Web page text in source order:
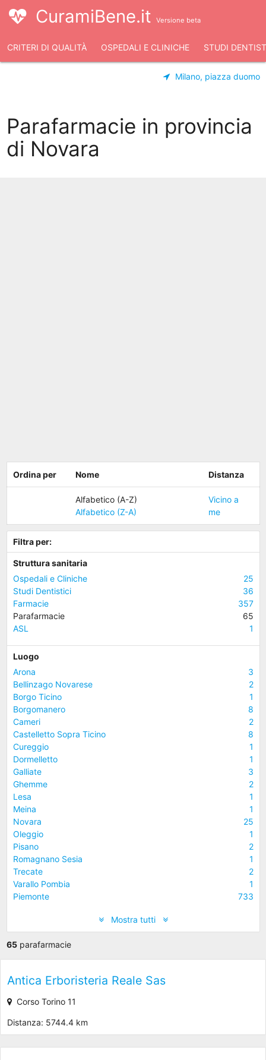
CuramiBene.it Versione beta
CRITERI DI QUALITÀ OSPEDALI E CLINICHE STUDI
Milano, piazza duomo
Parafarmacie in provincia
di Novara
Ordina per Nome Distanza
Alfabetico (A-Z)
Alfabetico (Z-A)
Vicino a
me
Filtra per:
Struttura sanitaria
Ospedali e Cliniche
25
Studi Dentistici
36
Farmacie
357
Parafarmacie
65
ASL
1
Luogo
Arona
3
Bellinzago Novarese
2
Borgo Ticino
1
Borgomanero
8
Cameri
2
Castelletto Sopra Ticino
8
Cureggio
1
Dormelletto
1
Galliate
3
Ghemme
2
Lesa
1
Meina
1
Novara
25
Oleggio
1
Pisano
2
Romagnano Sesia
1
Trecate
2
Varallo Pombia
1
Piemonte
733
Mostra tutti
65parafarmacie
Antica Erboristeria Reale Sas
Corso Torino 11
Distanza: 5744.4 km